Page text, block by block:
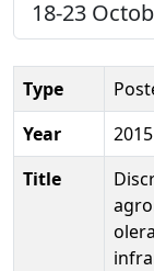
18-23
Type
Year
2015
Title